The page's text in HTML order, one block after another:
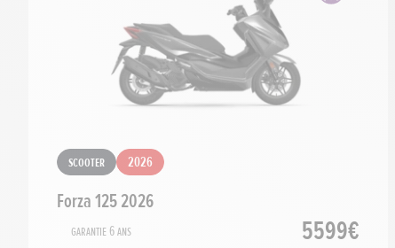
Scooter 2026
Forza 125 2026
Garantie 6 ans 5599€